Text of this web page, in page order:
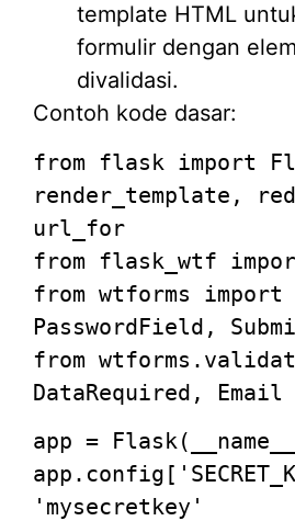
template HTML
formulir dengan
divalidasi.
Contoh kode dasar:
from flask import
render_template,
url_for
from flask_wtf
from wtforms import
PasswordField,
from
DataRequired, Email
app =
app.config[
'mysecretkey'